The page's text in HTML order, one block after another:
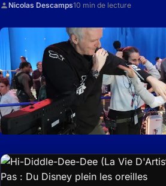
Nicolas Descamps10 min de lecture